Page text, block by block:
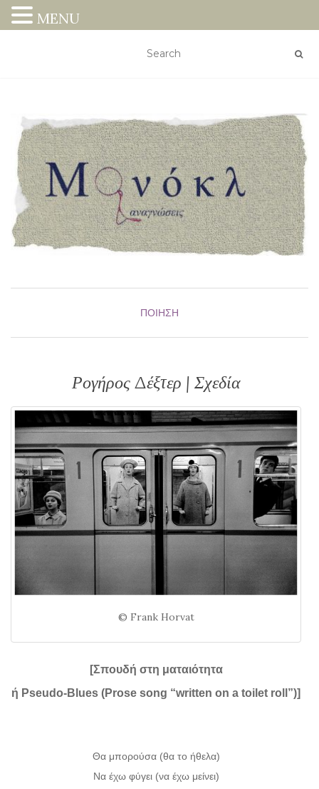
ΠΟΊΗΣΗ
Ρογήρος Δέξτερ | Σχεδία
© Frank Horvat
[Σπουδή στη ματαιότητα
ή Pseudo-Blues (Prose song “written on a toilet roll”)]
Θα μπορούσα (θα το ήθελα)
Να έχω φύγει (να έχω μείνει)
MENU